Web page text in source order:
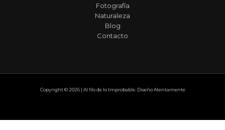
Fotografía
Naturaleza
Blog
Contacto
Copyright © 2026 | Al filo de lo Improbable. Diseño Atentamente